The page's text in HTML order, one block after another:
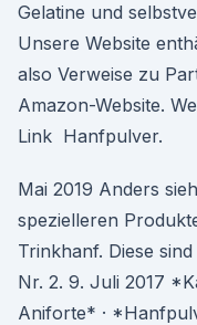
Gelatine und
Unsere Website
also Verweise zu
Amazon-Website.
Link Hanfpulver.
Mai 2019 Anders
spezielleren
Trinkhanf. Diese
Nr. 2. 9. Juli 2017
Aniforte* ·